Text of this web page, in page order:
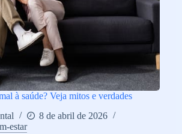
à saúde? Veja mitos e verdades
8 de abril de 2026
estar